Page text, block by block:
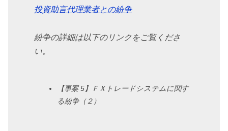
投資助言代理業者との紛争
紛争の詳細は以下のリンクをご覧くださ
い。
【事案 5】ＦＸトレードシステムに関す
る紛争（２）